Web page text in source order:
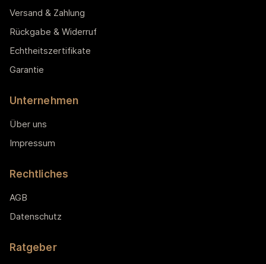
Versand & Zahlung
Rückgabe & Widerruf
Echtheitszertifikate
Garantie
Unternehmen
Über uns
Impressum
Rechtliches
AGB
Datenschutz
Ratgeber